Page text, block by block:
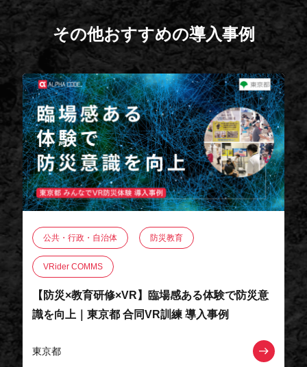
その他おすすめの導入事例
公共・行政・自治体 防災教育
VRider COMMS
【防災×教育研修×VR】臨場感ある体験で防災意
識を向上｜東京都 合同VR訓練 導入事例
東京都